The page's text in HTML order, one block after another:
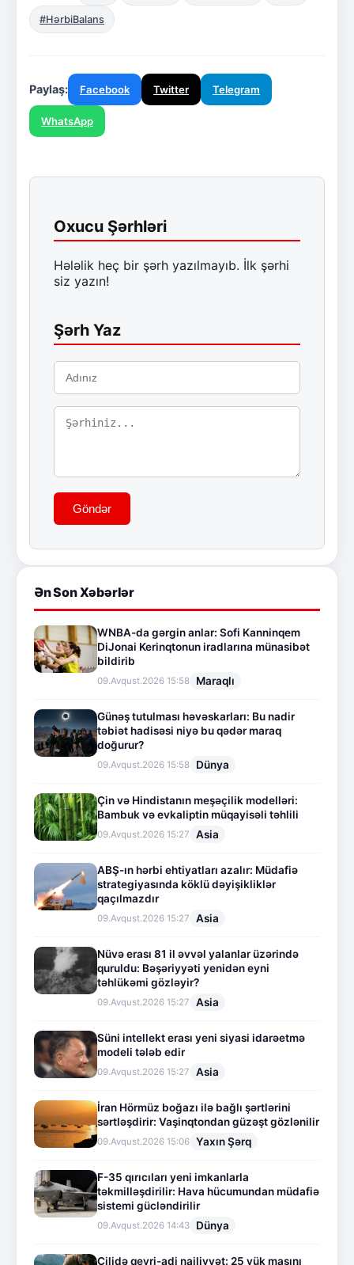
#HərbiBalans
Paylaş: Facebook Twitter Telegram
WhatsApp
Oxucu Şərhləri
Hələlik heç bir şərh yazılmayıb. İlk şərhi
siz yazın!
Şərh Yaz
Göndər
Ən Son Xəbərlər
WNBA-da gərgin anlar: Sofi Kanninqem
DiJonai Kerinqtonun iradlarına münasibət
bildirib
09.Avqust.2026 15:58 Maraqlı
Günəş tutulması həvəskarları: Bu nadir
təbiət hadisəsi niyə bu qədər maraq
doğurur?
09.Avqust.2026 15:58 Dünya
Çin və Hindistanın meşəçilik modelləri:
Bambuk və evkaliptin müqayisəli təhlili
09.Avqust.2026 15:27 Asia
ABŞ-ın hərbi ehtiyatları azalır: Müdafiə
strategiyasında köklü dəyişikliklər
qaçılmazdır
09.Avqust.2026 15:27 Asia
Nüvə erası 81 il əvvəl yalanlar üzərində
quruldu: Bəşəriyyəti yenidən eyni
təhlükəmi gözləyir?
09.Avqust.2026 15:27 Asia
Süni intellekt erası yeni siyasi idarəetmə
modeli tələb edir
09.Avqust.2026 15:27 Asia
İran Hörmüz boğazı ilə bağlı şərtlərini
sərtləşdirir: Vaşinqtondan güzəşt gözlənilir
09.Avqust.2026 15:06 Yaxın Şərq
F-35 qırıcıları yeni imkanlarla
təkmilləşdirilir: Hava hücumundan müdafiə
sistemi gücləndirilir
09.Avqust.2026 14:43 Dünya
Çilidə qeyri-adi nailiyyət: 25 yük maşını